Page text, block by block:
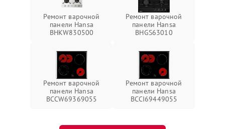
Ремонт варочной
панели Hansa
BHKW830500
Ремонт варочной
панели Hansa
BHGS63010
Ремонт варочной
панели Hansa
BCCW69369055
Ремонт варочной
панели Hansa
BCCI69449055